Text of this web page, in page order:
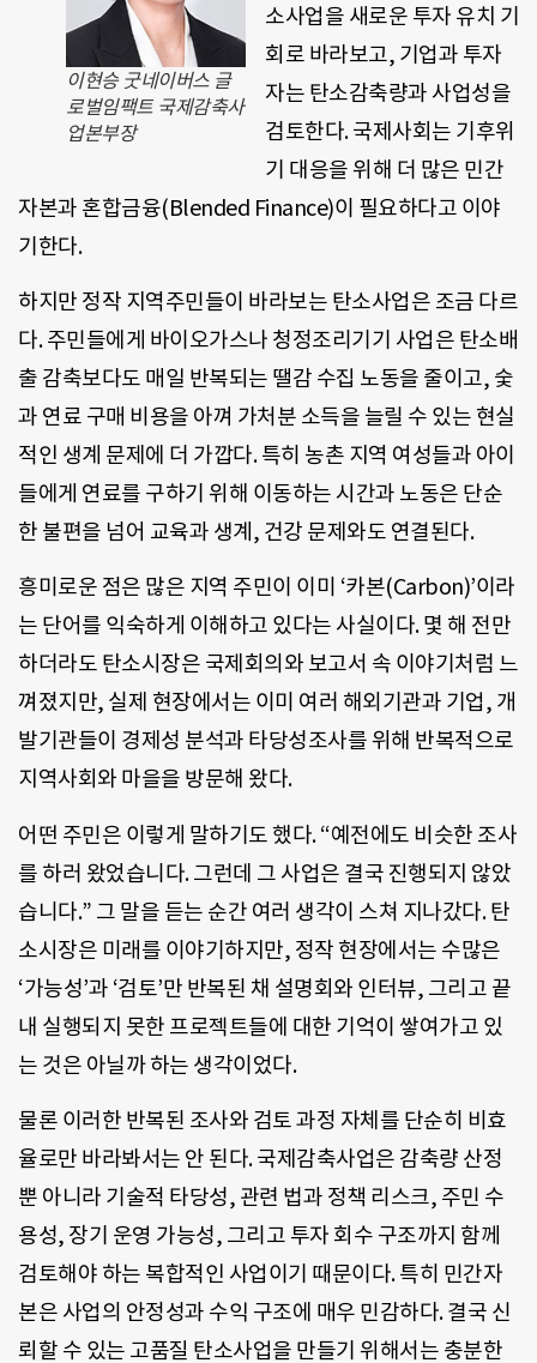
이현승 굿네이버스 글
로벌임팩트 국제감축사
업본부장
소사업을 새로운 투자 유치 기
회로 바라보고, 기업과 투자
자는 탄소감축량과 사업성을
검토한다. 국제사회는 기후위
기 대응을 위해 더 많은 민간
자본과 혼합금융(Blended Finance)이 필요하다고 이야
기한다.
하지만 정작 지역주민들이 바라보는 탄소사업은 조금 다르
다. 주민들에게 바이오가스나 청정조리기기 사업은 탄소배
출 감축보다도 매일 반복되는 땔감 수집 노동을 줄이고, 숯
과 연료 구매 비용을 아껴 가처분 소득을 늘릴 수 있는 현실
적인 생계 문제에 더 가깝다. 특히 농촌 지역 여성들과 아이
들에게 연료를 구하기 위해 이동하는 시간과 노동은 단순
한 불편을 넘어 교육과 생계, 건강 문제와도 연결된다.
흥미로운 점은 많은 지역 주민이 이미 ‘카본(Carbon)’이라
는 단어를 익숙하게 이해하고 있다는 사실이다. 몇 해 전만
하더라도 탄소시장은 국제회의와 보고서 속 이야기처럼 느
껴졌지만, 실제 현장에서는 이미 여러 해외기관과 기업, 개
발기관들이 경제성 분석과 타당성조사를 위해 반복적으로
지역사회와 마을을 방문해 왔다.
어떤 주민은 이렇게 말하기도 했다. “예전에도 비슷한 조사
를 하러 왔었습니다. 그런데 그 사업은 결국 진행되지 않았
습니다.” 그 말을 듣는 순간 여러 생각이 스쳐 지나갔다. 탄
소시장은 미래를 이야기하지만, 정작 현장에서는 수많은
‘가능성’과 ‘검토’만 반복된 채 설명회와 인터뷰, 그리고 끝
내 실행되지 못한 프로젝트들에 대한 기억이 쌓여가고 있
는 것은 아닐까 하는 생각이었다.
물론 이러한 반복된 조사와 검토 과정 자체를 단순히 비효
율로만 바라봐서는 안 된다. 국제감축사업은 감축량 산정
뿐 아니라 기술적 타당성, 관련 법과 정책 리스크, 주민 수
용성, 장기 운영 가능성, 그리고 투자 회수 구조까지 함께
검토해야 하는 복합적인 사업이기 때문이다. 특히 민간자
본은 사업의 안정성과 수익 구조에 매우 민감하다. 결국 신
뢰할 수 있는 고품질 탄소사업을 만들기 위해서는 충분한